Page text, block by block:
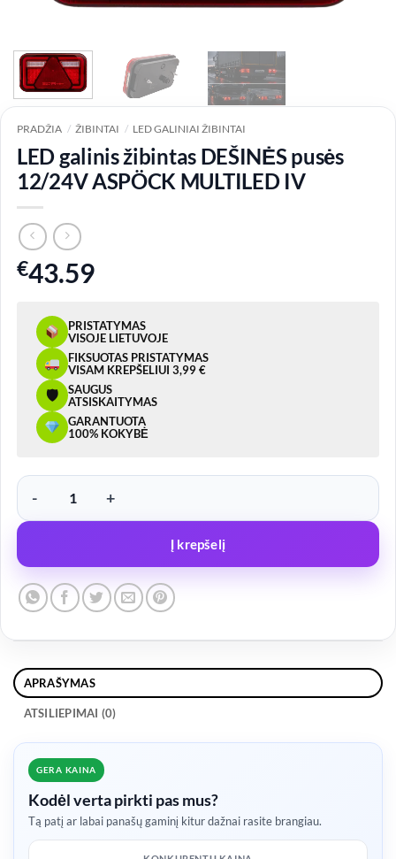
PRADŽIA / ŽIBINTAI / LED GALINIAI ŽIBINTAI
LED galinis žibintas DEŠINĖS pusės
12/24V ASPÖCK MULTILED IV
€43.59
PRISTATYMAS
VISOJE LIETUVOJE
FIKSUOTAS PRISTATYMAS
VISAM KREPŠELIUI 3,99 €
🛡
SAUGUS
ATSISKAITYMAS
GARANTUOTA
100% KOKYBĖ
produkto kiekis: LED galinis žibintas DEŠINĖS pusės 12/24V
Į krepšelį
APRAŠYMAS
ATSILIEPIMAI (0)
GERA KAINA
Kodėl verta pirkti pas mus?
Tą patį ar labai panašų gaminį kitur dažnai rasite brangiau.